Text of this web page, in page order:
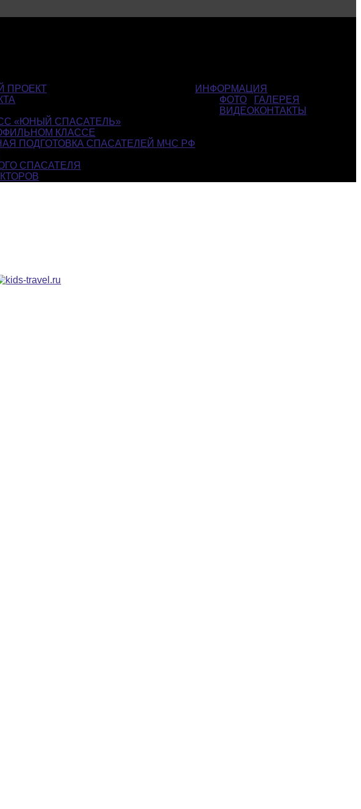
ИНФОРМАЦИЯ
ПРОЕКТ
«ЮНЫЙ СПАСАТЕЛЬ»
КЛАССЕ
ПОДГОТОВКА СПАСАТЕЛЕЙ МЧС РФ
СПАСАТЕЛЯ
ГАЛЕРЕЯ
ФОТО
ВИДЕОКОНТАКТЫ